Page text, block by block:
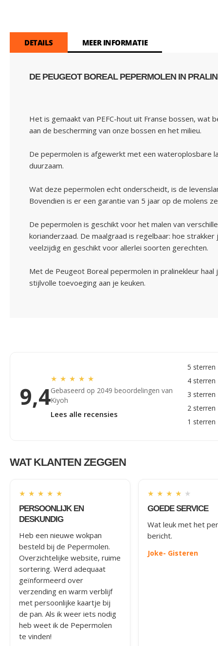
DETAILS
DE PEUGEOT BOREAL PEPERMOLEN IN
Het is gemaakt van PEFC-hout uit Franse bossen,
aan de bescherming van onze bossen en het milieu.
De pepermolen is afgewerkt met een wateroplosbare
duurzaam.
Wat deze pepermolen echt onderscheidt, is de
Bovendien is er een garantie van 5 jaar op de molens
De pepermolen is geschikt voor het malen van
korianderzaad. De maalgraad is regelbaar: hoe
veelzijdig en geschikt voor allerlei soorten gerechten.
Met de Peugeot Boreal pepermolen in pralinekleur
stijlvolle toevoeging aan je keuken.
MEER INFORMATIE
9,4
★ ★ ★ ★ ★
Gebaseerd op 2049 beoordelingen van
Kiyoh
Lees alle recensies
5 sterren
4 sterren
3 sterren
2 sterren
1 sterren
WAT KLANTEN ZEGGEN
★ ★ ★ ★ ★
PERSOONLIJK EN
DESKUNDIG
Heb een nieuwe wokpan
besteld bij de Pepermolen.
Overzichtelijke website, ruime
sortering. Werd adequaat
geïnformeerd over
verzending en warm verblijf
met persoonlijke kaartje bij
de pan. Als ik weer iets nodig
heb weet ik de Pepermolen
te vinden!
★ ★ ★ ★ ★
GOEDE SERVICE
Wat leuk met het
bericht.
Joke- Gisteren